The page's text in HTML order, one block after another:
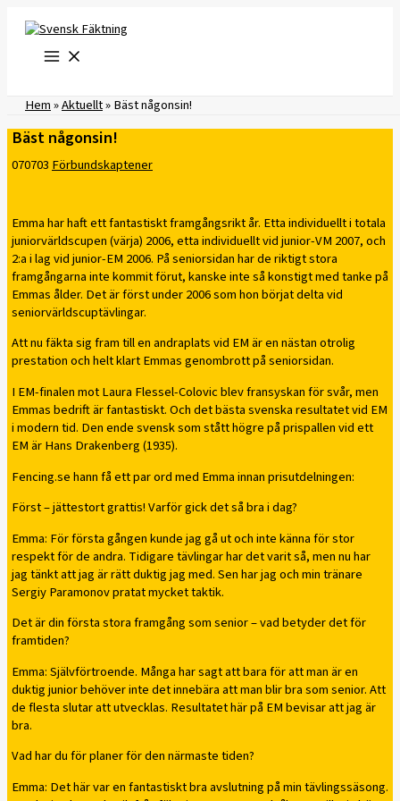
innehåll
Hem»Aktuellt»Bäst någonsin!
Bäst någonsin!
070703Förbundskaptener
Emma har haft ett fantastiskt framgångsrikt år. Etta individuellt i totala
juniorvärldscupen (värja) 2006, etta individuellt vid junior-VM 2007, och
2:a i lag vid junior-EM 2006. På seniorsidan har de riktigt stora
framgångarna inte kommit förut, kanske inte så konstigt med tanke på
Emmas ålder. Det är först under 2006 som hon börjat delta vid
seniorvärldscuptävlingar.
Att nu fäkta sig fram till en andraplats vid EM är en nästan otrolig
prestation och helt klart Emmas genombrott på seniorsidan.
I EM-finalen mot Laura Flessel-Colovic blev fransyskan för svår, men
Emmas bedrift är fantastiskt. Och det bästa svenska resultatet vid EM
i modern tid. Den ende svensk som stått högre på prispallen vid ett
EM är Hans Drakenberg (1935).
Fencing.se hann få ett par ord med Emma innan prisutdelningen:
Först – jättestort grattis! Varför gick det så bra i dag?
Emma: För första gången kunde jag gå ut och inte känna för stor
respekt för de andra. Tidigare tävlingar har det varit så, men nu har
jag tänkt att jag är rätt duktig jag med. Sen har jag och min tränare
Sergiy Paramonov pratat mycket taktik.
Det är din första stora framgång som senior – vad betyder det för
framtiden?
Emma: Självförtroende. Många har sagt att bara för att man är en
duktig junior behöver inte det innebära att man blir bra som senior. Att
de flesta slutar att utvecklas. Resultatet här på EM bevisar att jag är
bra.
Vad har du för planer för den närmaste tiden?
Emma: Det här var en fantastiskt bra avslutning på min tävlingssäsong.